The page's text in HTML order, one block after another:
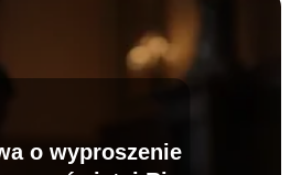
o wyproszenie